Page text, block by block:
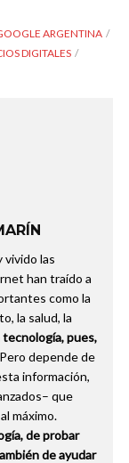
ARGENTINA
DIGITALES
vivido las
han traído a
como la
la salud, la
tecnología, pues,
depende de
información,
que
máximo.
de probar
de ayudar